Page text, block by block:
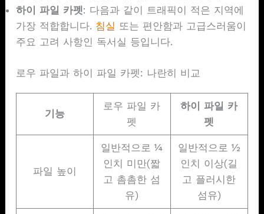
하이 파일 카펫: 다음과 같이 트래픽이 적은 지역에
가장 적합합니다. 침실 또는 편안함과 고급스러움이
주요 고려 사항인 독서실 등입니다.
로우 파일과 하이 파일 카펫: 나란히 비교
기능
로우 파일 카
펫
하이 파일 카
펫
파일 높이
일반적으로 ¼
인치 미만(짧
고 촘촘한 섬
유)
일반적으로 ½
인치 이상(길
고 플러시한
섬유)